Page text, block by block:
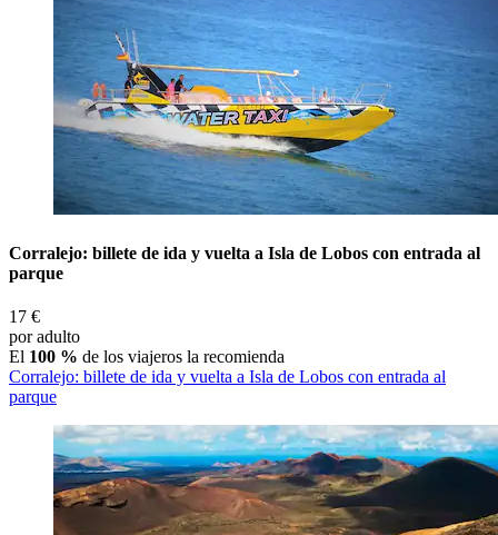
Corralejo: billete de ida y vuelta a Isla de Lobos con entrada al
parque
17 €
por adulto
El 100 % de los viajeros la recomienda
Corralejo: billete de ida y vuelta a Isla de Lobos con entrada al
parque